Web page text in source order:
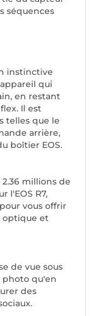
séquences
instinctive
qui
en restant
Il est
telles que le
arrière,
boîtier EOS.
millions de
l'EOS R7,
vous offrir
optique et
de vue sous
photo qu'en
des